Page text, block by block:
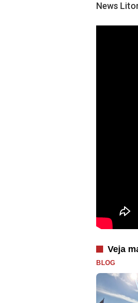
News
Veja
BLOG